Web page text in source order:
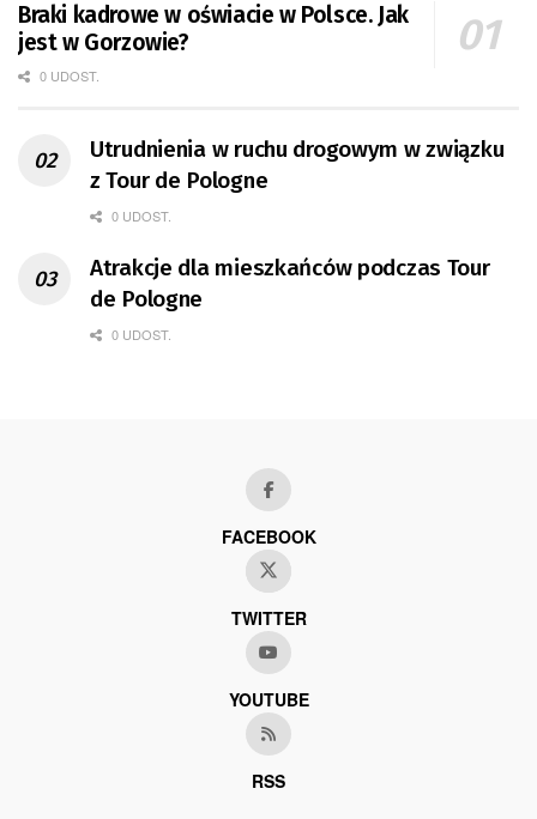
Braki kadrowe w oświacie w Polsce. Jak
jest w Gorzowie?
0 UDOST.
Utrudnienia w ruchu drogowym w związku
z Tour de Pologne
0 UDOST.
Atrakcje dla mieszkańców podczas Tour
de Pologne
0 UDOST.
FACEBOOK
TWITTER
YOUTUBE
RSS